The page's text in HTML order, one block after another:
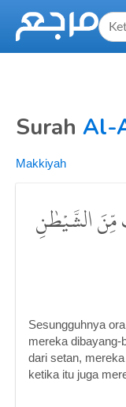
Surah Al-
Makkiyah
مِّنَ الشَّيْطٰنِ
Sesungguhnya
mereka dibayang-
dari setan,
ketika itu juga